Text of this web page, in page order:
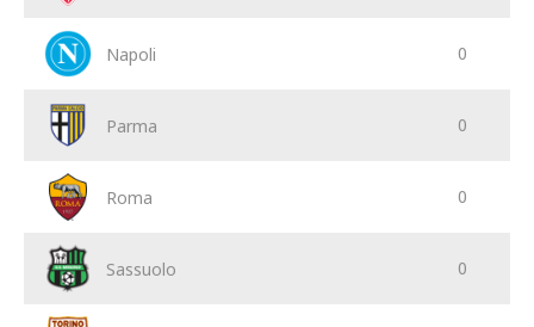
Napoli 0
Parma 0
Roma 0
Sassuolo 0